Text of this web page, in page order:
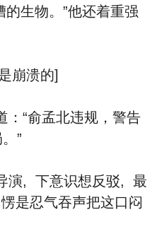
生物。”他还着重强
溃的]
“俞孟北违规，警告
”
, 下意识想反驳, 最
是忍气吞声把这口闷